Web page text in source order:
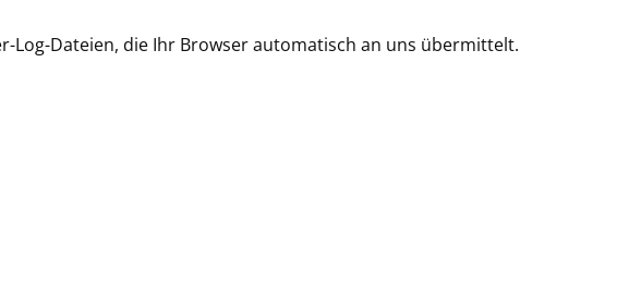
Dateien, die Ihr Browser automatisch an uns übermittelt.